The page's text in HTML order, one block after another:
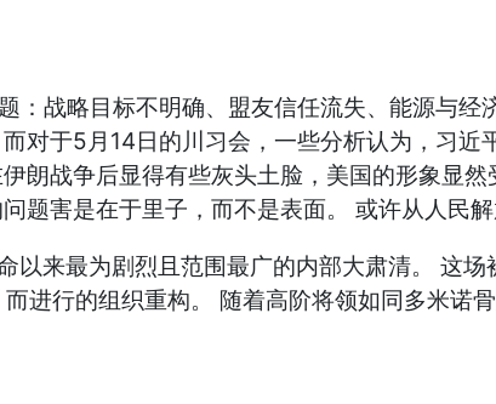
：战略目标不明确、盟友信任流失、能源与
对于5月14日的川习会，一些分析认为，习近
朗战争后显得有些灰头土脸，美国的形象显
题害是在于里子，而不是表面。 或许从人民
来最为剧烈且范围最广的内部大肃清。 这
进行的组织重构。 随着高阶将领如同多米诺